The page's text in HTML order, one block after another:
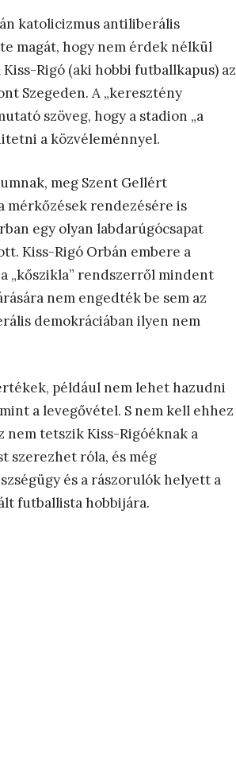
katolicizmus antiliberális
magát, hogy nem érdek nélkül
Rigó (aki hobbi futballkapus) az
Szegeden. A „keresztény
szöveg, hogy a stadion „a
a közvéleménnyel.
meg Szent Gellért
mérkőzések rendezésére is
egy olyan labdarúgócsapat
Kiss-Rigó Orbán embere a
„kőszikla” rendszerről mindent
nem engedték be sem az
demokráciában ilyen nem
például nem lehet hazudni
a levegővétel. S nem kell ehhez
nem tetszik Kiss-Rigóéknak a
szerezhet róla, és még
és a rászorulók helyett a
futballista hobbijára.